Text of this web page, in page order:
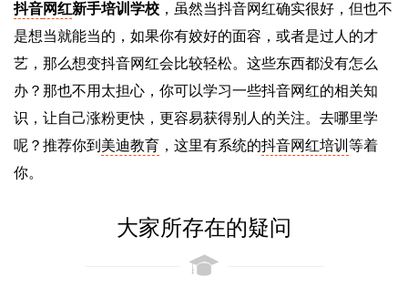
抖音网红新手培训学校 ，虽然当抖音网红确实很好，但也不
是想当就能当的，如果你有姣好的面容，或者是过人的才
艺，那么想变抖音网红会比较轻松。这些东西都没有怎么
办？那也不用太担心，你可以学习一些抖音网红的相关知
识，让自己涨粉更快，更容易获得别人的关注。去哪里学
呢？推荐你到 美迪教育 ，这里有系统的抖音网红培训 等着
你。
大家所存在的疑问